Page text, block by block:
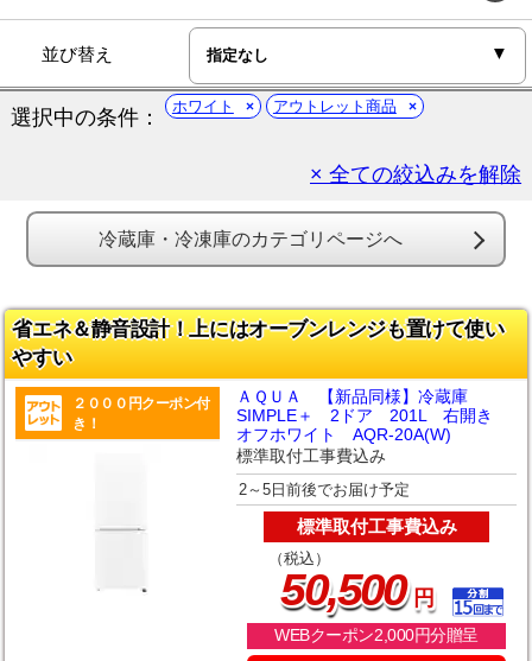
並び替え
選択中の条件： ホワイト アウトレット商品
× 全ての絞込みを解除
冷蔵庫・冷凍庫のカテゴリページへ
省エネ＆静音設計！上にはオーブンレンジも置けて使い
やすい
２０００円クーポン付
き！
ＡＱＵＡ 【新品同様】冷蔵庫
SIMPLE＋ 2ドア 201L 右開き
オフホワイト AQR-20A(W)
標準取付工事費込み
2～5日前後でお届け予定
標準取付工事費込み
（税込）
50,500円
WEBクーポン2,000円分贈呈